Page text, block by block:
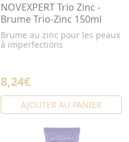
NOVEXPERT Trio Zinc -
Brume Trio-Zinc 150ml
Brume au zinc pour les peaux
à imperfections
8,24€
AJOUTER AU PANIER